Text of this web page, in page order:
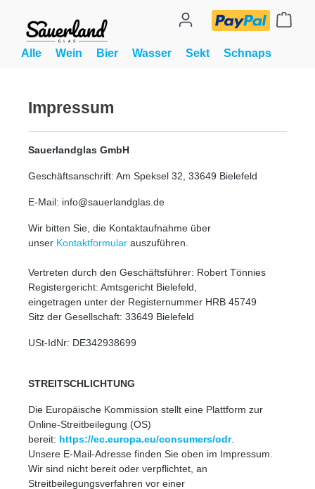
Alle Wein Bier Wasser Sekt Schnaps
Impressum
Sauerlandglas GmbH
Geschäftsanschrift: Am Speksel 32, 33649 Bielefeld
E-Mail: info@sauerlandglas.de
Wir bitten Sie, die Kontaktaufnahme über
unser Kontaktformular auszuführen.
Vertreten durch den Geschäftsführer: Robert Tönnies
Registergericht: Amtsgericht Bielefeld,
eingetragen unter der Registernummer HRB 45749
Sitz der Gesellschaft: 33649 Bielefeld
USt-IdNr: DE342938699
STREITSCHLICHTUNG
Die Europäische Kommission stellt eine Plattform zur
Online-Streitbeilegung (OS)
bereit: https://ec.europa.eu/consumers/odr.
Unsere E-Mail-Adresse finden Sie oben im Impressum.
Wir sind nicht bereit oder verpflichtet, an
Streitbeilegungsverfahren vor einer